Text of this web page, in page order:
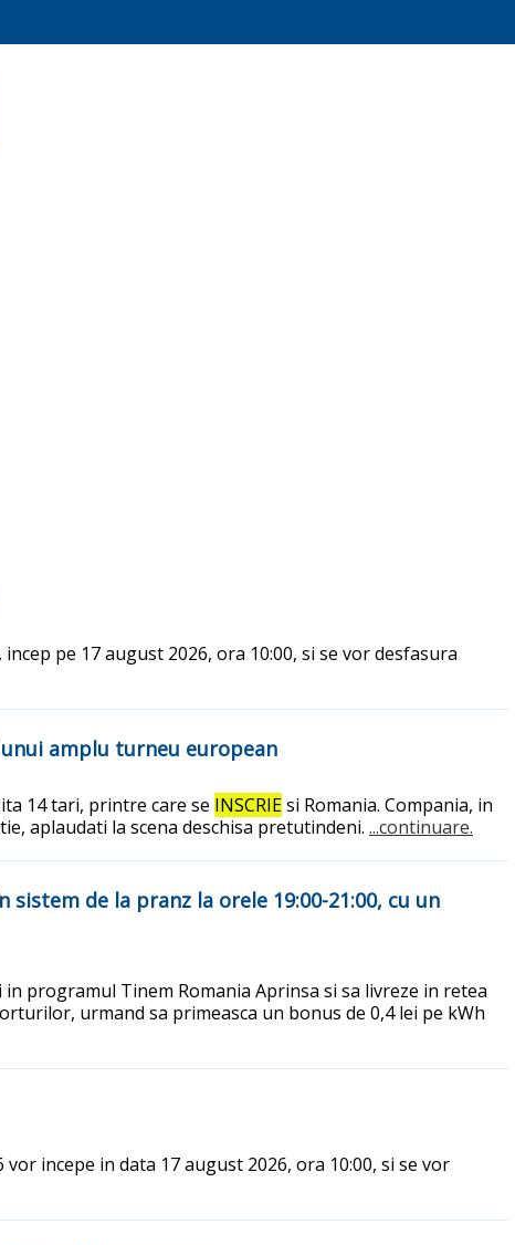
pe 17 august 2026, ora 10:00, si se vor desfasura
amplu turneu european
14 tari, printre care se INSCRIEsi Romania. Compania, in
aplaudati la scena deschisa pretutindeni. ...continuare.
sistem de la pranz la orele 19:00-21:00, cu un
in programul Tinem Romania Aprinsa si sa livreze in retea
urmand sa primeasca un bonus de 0,4 lei pe kWh
incepe in data 17 august 2026, ora 10:00, si se vor